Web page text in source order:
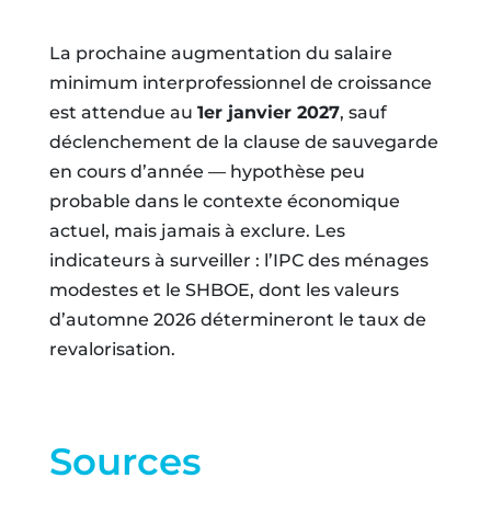
La prochaine augmentation du salaire
minimum interprofessionnel de croissance
est attendue au 1er janvier 2027, sauf
déclenchement de la clause de sauvegarde
en cours d’année — hypothèse peu
probable dans le contexte économique
actuel, mais jamais à exclure. Les
indicateurs à surveiller : l’IPC des ménages
modestes et le SHBOE, dont les valeurs
d’automne 2026 détermineront le taux de
revalorisation.
Sources